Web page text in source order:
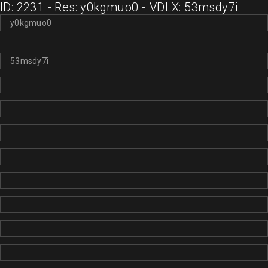
ID: 2231 - Res: y0kgmuo0 - VDLX: 53msdy7i